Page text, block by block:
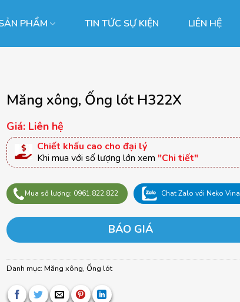
PHẨM TIN TỨC SỰ KIỆN LIÊN HỆ
Măng xông, Ống lót H322X
Giá: Liên hệ
Chiết khấu cao cho đại lý
Khi mua với số lượng lớn xem "Chi tiết"
Mua số lượng: 0961.822.822 Chat Zalo với Neko Vina
BÁO GIÁ
Danh mục: Măng xông, Ống lót